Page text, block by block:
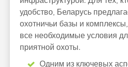
удобство, Беларусь
охотничьи базы и
все необходимые условия
приятной охоты.
Одним из ключевых